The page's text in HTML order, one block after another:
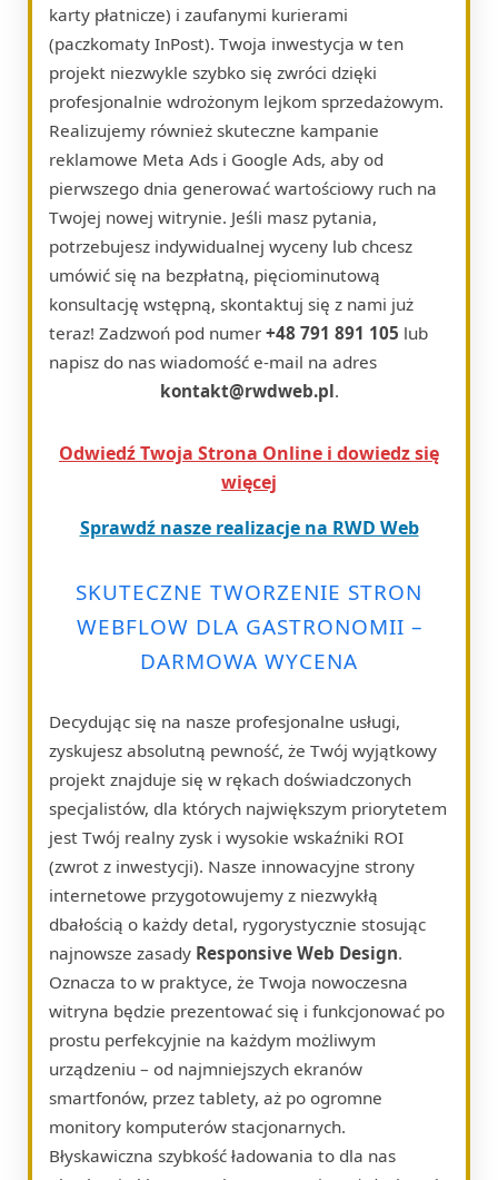
karty płatnicze) i zaufanymi kurierami
(paczkomaty InPost). Twoja inwestycja w ten
projekt niezwykle szybko się zwróci dzięki
profesjonalnie wdrożonym lejkom sprzedażowym.
Realizujemy również skuteczne kampanie
reklamowe Meta Ads i Google Ads, aby od
pierwszego dnia generować wartościowy ruch na
Twojej nowej witrynie. Jeśli masz pytania,
potrzebujesz indywidualnej wyceny lub chcesz
umówić się na bezpłatną, pięciominutową
konsultację wstępną, skontaktuj się z nami już
teraz! Zadzwoń pod numer +48 791 891 105 lub
napisz do nas wiadomość e-mail na adres
kontakt@rwdweb.pl.
Odwiedź Twoja Strona Online i dowiedz się
więcej
Sprawdź nasze realizacje na RWD Web
SKUTECZNE TWORZENIE STRON
WEBFLOW DLA GASTRONOMII –
DARMOWA WYCENA
Decydując się na nasze profesjonalne usługi,
zyskujesz absolutną pewność, że Twój wyjątkowy
projekt znajduje się w rękach doświadczonych
specjalistów, dla których największym priorytetem
jest Twój realny zysk i wysokie wskaźniki ROI
(zwrot z inwestycji). Nasze innowacyjne strony
internetowe przygotowujemy z niezwykłą
dbałością o każdy detal, rygorystycznie stosując
najnowsze zasady Responsive Web Design.
Oznacza to w praktyce, że Twoja nowoczesna
witryna będzie prezentować się i funkcjonować po
prostu perfekcyjnie na każdym możliwym
urządzeniu – od najmniejszych ekranów
smartfonów, przez tablety, aż po ogromne
monitory komputerów stacjonarnych.
Błyskawiczna szybkość ładowania to dla nas